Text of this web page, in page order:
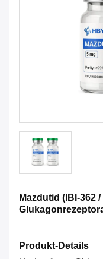
Mazdutid (IBI-362
Produkt-Details